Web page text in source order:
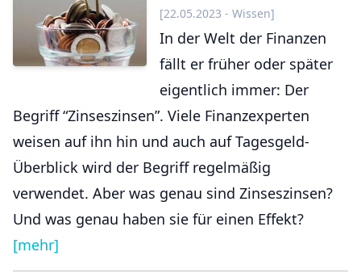
[22.05.2023 - Wissen]
In der Welt der Finanzen
fällt er früher oder später
eigentlich immer: Der
Begriff “Zinseszinsen”. Viele Finanzexperten
weisen auf ihn hin und auch auf Tagesgeld-
Überblick wird der Begriff regelmäßig
verwendet. Aber was genau sind Zinseszinsen?
Und was genau haben sie für einen Effekt?
[mehr]